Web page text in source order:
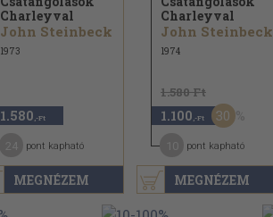
MEGNÉZEM
Charleyval
John Steinbeck
1973
1.580 ,-Ft
pont kapható
MEGNÉZEM
Charleyval
John Steinbeck
1974
1.580 Ft
1.100 ,-Ft 30
pont kapható